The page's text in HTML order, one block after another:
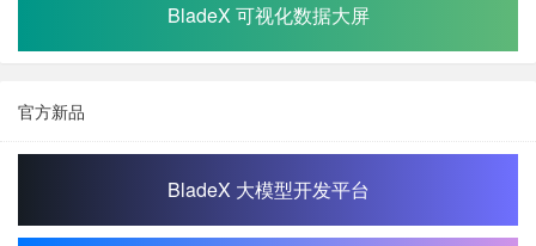
BladeX 可视化数据大屏
官方新品
BladeX 大模型开发平台